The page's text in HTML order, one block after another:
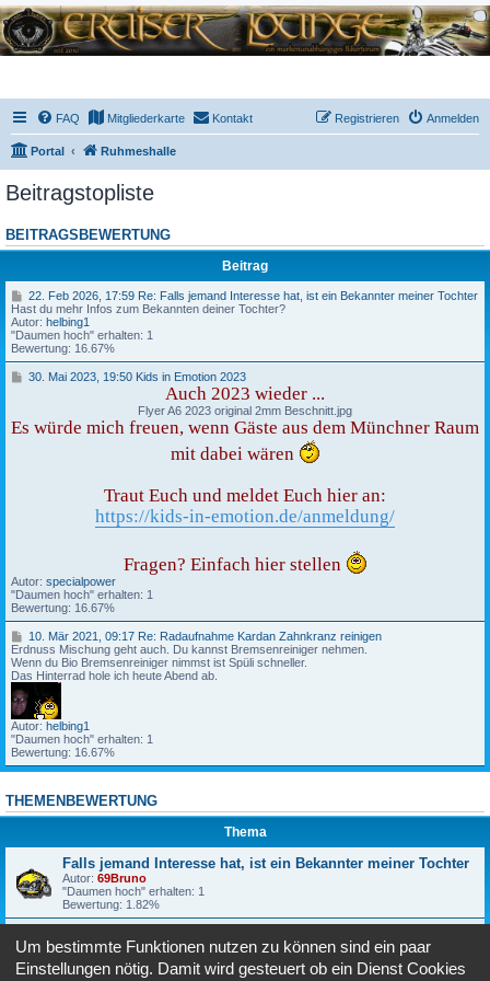
FAQ Mitgliederkarte Kontakt Anmelden
Registrieren
Portal Ruhmeshalle
Beitragstopliste
BEITRAGSBEWERTUNG
Beitrag
2
2
.
F
e
b
2
,
l
l
s
j
e
m
a
n
d
I
n
t
e
r
e
s
e
h
t
i
s
t
i
n
B
e
k
22. Feb 2026, 17:59 Re: Falls jemand Interesse hat, ist ein Bekannter meiner Tochter
Hast du mehr Infos zum Bekannten deiner Tochter?
Autor: helbing1
"Daumen hoch" erhalten: 1
Bewertung: 16.67%
3
a
K
i
d
s
i
n
E
m
o
t
i
o
n
2
2
3
30. Mai 2023, 19:50 Kids in Emotion 2023
Auch 2023 wieder ...
Flyer A6 2023 original 2mm Beschnitt.jpg
Es würde mich freuen, wenn Gäste aus dem Münchner Raum
mit dabei wären
Traut Euch und meldet Euch hier an:
https://kids-in-emotion.de/anmeldung/
Fragen? Einfach hier stellen
Autor: specialpower
"Daumen hoch" erhalten: 1
Bewertung: 16.67%
1
0
.
M
r
2
0
2
1
,
9
:
1
e
:
R
d
u
f
n
10. Mär 2021, 09:17 Re: Radaufnahme Kardan Zahnkranz reinigen
Erdnuss Mischung geht auch. Du kannst Bremsenreiniger nehmen.
Wenn du Bio Bremsenreiniger nimmst ist Spüli schneller.
Das Hinterrad hole ich heute Abend ab.
Autor: helbing1
"Daumen hoch" erhalten: 1
Bewertung: 16.67%
THEMENBEWERTUNG
Thema
Falls jemand Interesse hat, ist ein Bekannter meiner Tochter
Autor: 69Bruno
"Daumen hoch" erhalten: 1
Bewertung: 1.82%
Autor:specialpower
"Daumen hoch" erhalten: 1
Bewertung: 1.82%
Um bestimmte Funktionen nutzen zu können sind ein paar
Einstellungen nötig. Damit wird gesteuert ob ein Dienst Cookies